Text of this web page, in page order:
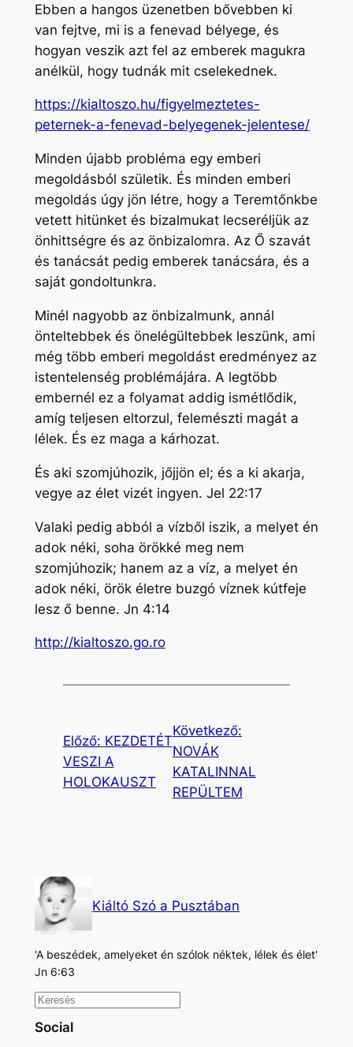
Ebben a hangos üzenetben bővebben ki
van fejtve, mi is a fenevad bélyege, és
hogyan veszik azt fel az emberek magukra
anélkül, hogy tudnák mit cselekednek.
https://kialtoszo.hu/figyelmeztetes-
peternek-a-fenevad-belyegenek-jelentese/
Minden újabb probléma egy emberi
megoldásból születik. És minden emberi
megoldás úgy jön létre, hogy a Teremtőnkbe
vetett hitünket és bizalmukat lecseréljük az
önhittségre és az önbizalomra. Az Ő szavát
és tanácsát pedig emberek tanácsára, és a
saját gondoltunkra.
Minél nagyobb az önbizalmunk, annál
önteltebbek és önelégültebbek leszünk, ami
még több emberi megoldást eredményez az
istentelenség problémájára. A legtöbb
embernél ez a folyamat addig ismétlődik,
amíg teljesen eltorzul, felemészti magát a
lélek. És ez maga a kárhozat.
És aki szomjúhozik, jőjjön el; és a ki akarja,
vegye az élet vizét ingyen. Jel 22:17
Valaki pedig abból a vízből iszik, a melyet én
adok néki, soha örökké meg nem
szomjúhozik; hanem az a víz, a melyet én
adok néki, örök életre buzgó víznek kútfeje
lesz ő benne. Jn 4:14
http://kialtoszo.go.ro
Előző: KEZDETÉT
VESZI A
HOLOKAUSZT
Következő:
NOVÁK
KATALINNAL
REPÜLTEM
Kiáltó Szó a Pusztában
'A beszédek, amelyeket én szólok néktek, lélek és élet'
Jn 6:63
K
e
Social